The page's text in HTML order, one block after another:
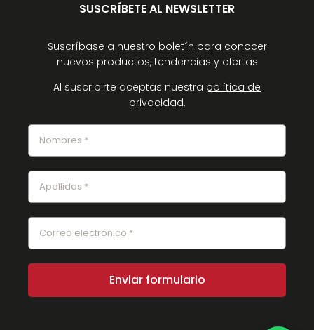
SUSCRÍBETE AL NEWSLETTER
Suscríbase a nuestro boletín para conocer
nuevos productos, tendencias y ofertas
Al suscribirte aceptas nuestra política de
privacidad.